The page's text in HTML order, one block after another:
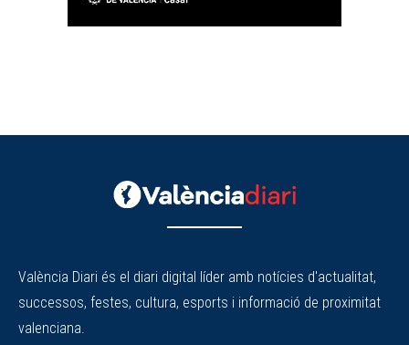
València Diari és el diari digital líder amb notícies d'actualitat,
successos, festes, cultura, esports i informació de proximitat
valenciana.